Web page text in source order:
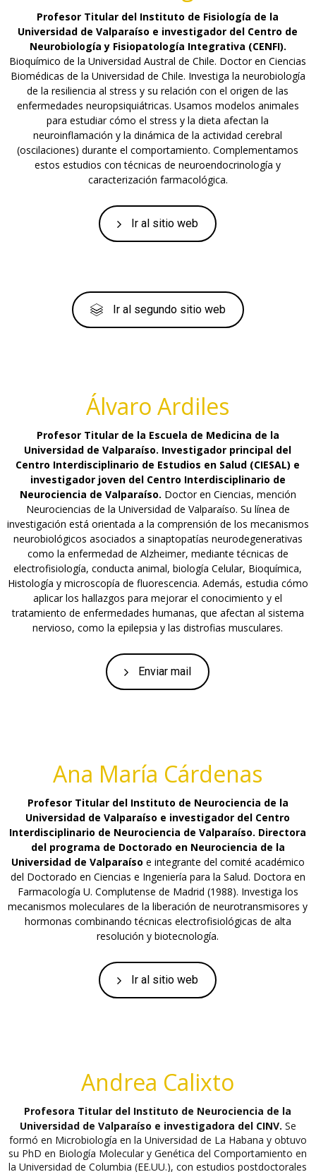
Profesor Titular del Instituto de Fisiología de la
Universidad de Valparaíso e investigador del Centro de
Neurobiología y Fisiopatología Integrativa (CENFI).
Bioquímico de la Universidad Austral de Chile. Doctor en Ciencias
Biomédicas de la Universidad de Chile. Investiga la neurobiología
de la resiliencia al stress y su relación con el origen de las
enfermedades neuropsiquiátricas. Usamos modelos animales
para estudiar cómo el stress y la dieta afectan la
neuroinflamación y la dinámica de la actividad cerebral
(oscilaciones) durante el comportamiento. Complementamos
estos estudios con técnicas de neuroendocrinología y
caracterización farmacológica.
Ir al sitio web
Ir al segundo sitio web
Álvaro Ardiles
Profesor Titular de la Escuela de Medicina de la
Universidad de Valparaíso. Investigador principal del
Centro Interdisciplinario de Estudios en Salud (CIESAL) e
investigador joven del Centro Interdisciplinario de
Neurociencia de Valparaíso. Doctor en Ciencias, mención
Neurociencias de la Universidad de Valparaíso. Su línea de
investigación está orientada a la comprensión de los mecanismos
neurobiológicos asociados a sinaptopatías neurodegenerativas
como la enfermedad de Alzheimer, mediante técnicas de
electrofisiología, conducta animal, biología Celular, Bioquímica,
Histología y microscopía de fluorescencia. Además, estudia cómo
aplicar los hallazgos para mejorar el conocimiento y el
tratamiento de enfermedades humanas, que afectan al sistema
nervioso, como la epilepsia y las distrofias musculares.
Enviar mail
Ana María Cárdenas
Profesor Titular del Instituto de Neurociencia de la
Universidad de Valparaíso e investigador del Centro
Interdisciplinario de Neurociencia de Valparaíso. Directora
del programa de Doctorado en Neurociencia de la
Universidad de Valparaíso e integrante del comité académico
del Doctorado en Ciencias e Ingeniería para la Salud. Doctora en
Farmacología U. Complutense de Madrid (1988). Investiga los
mecanismos moleculares de la liberación de neurotransmisores y
hormonas combinando técnicas electrofisiológicas de alta
resolución y biotecnología.
Ir al sitio web
Andrea Calixto
Profesora Titular del Instituto de Neurociencia de la
Universidad de Valparaíso e investigadora del CINV. Se
formó en Microbiología en la Universidad de La Habana y obtuvo
su PhD en Biología Molecular y Genética del Comportamiento en
la Universidad de Columbia (EE.UU.), con estudios postdoctorales